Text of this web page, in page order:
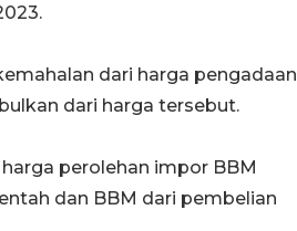
dari harga pengadaan
dari harga tersebut.
perolehan impor BBM
dan BBM dari pembelian